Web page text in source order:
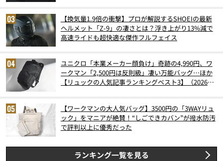
【換気量1.9倍の衝撃】プロが解説するSHOEIの最新
ヘルメット「Z-9」の凄さとは？浮き上がり13%減で
高速ライドも超快適な傑作フルフェイス
ユニクロ「本業メーカー顔負け」奇跡の4,990円、ワ
ークマン「2,500円は反則級」凄い万能バッグ…ほか
【リュックの人気記事ランキングベスト3】（2026年
【ワークマンの大人気バッグ】3500円の「3WAYリュ
ック」をマニアが絶賛！“しごできカバン”が撥水防汚
で評判以上に優秀だった
ランキング一覧を見る